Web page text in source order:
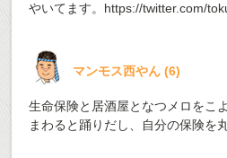
やいてます。 https://twitter.com/
マンモス西やん(6)
生命保険と居酒屋となつメロをこ
まわると踊りだし、自分の保険を